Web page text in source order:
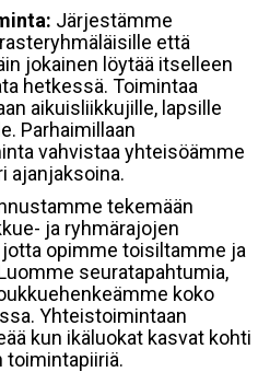
Järjestämme
että
jokainen löytää itselleen
hetkessä. Toimintaa
aikuisliikkujille, lapsille
Parhaimillaan
vahvistaa yhteisöämme
ajanjaksoina.
tekemään
ja ryhmärajojen
opimme toisiltamme ja
seuratapahtumia,
koko
Yhteistoimintaan
kun ikäluokat kasvat kohti